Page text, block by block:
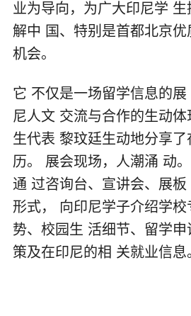
业为导向，为广大印尼学
解中 国、特别是首都北京
机会。
它 不仅是一场留学信息的
尼人文 交流与合作的生动
生代表 黎玟廷生动地分享
历。 展会现场，人潮涌 动
通 过咨询台、宣讲会、展
形式， 向印尼学子介绍学
势、校园生 活细节、留学
策及在印尼的相 关就业信息